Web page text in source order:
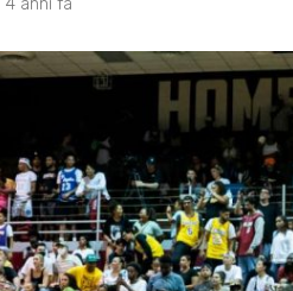
4 anni fa